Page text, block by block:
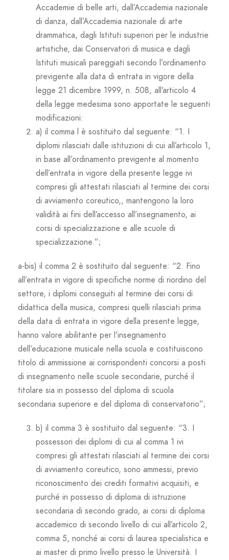
Accademie di belle arti, dall’Accademia nazionale
di danza, dall’Accademia nazionale di arte
drammatica, dagli Istituti superiori per le industrie
artistiche, dai Conservatori di musica e dagli
Istituti musicali pareggiati secondo l’ordinamento
previgente alla data di entrata in vigore della
legge 21 dicembre 1999, n. 508, all’articolo 4
della legge medesima sono apportate le seguenti
modificazioni:
a) il comma l è sostituito dal seguente: “1. I
diplomi rilasciati dalle istituzioni di cui all’articolo 1,
in base all’ordinamento previgente al momento
dell’entrata in vigore della presente legge ivi
compresi gli attestati rilasciati al termine dei corsi
di avviamento coreutico,, mantengono la loro
validità ai fini dell’accesso all’insegnamento, ai
corsi di specializzazione e alle scuole di
specializzazione.”;
a-bis) il comma 2 è sostituito dal seguente: “2. Fino
all’entrata in vigore di specifiche norme di riordino del
settore, i diplomi conseguiti al termine dei corsi di
didattica della musica, compresi quelli rilasciati prima
della data di entrata in vigore della presente legge,
hanno valore abilitante per l’insegnamento
dell’educazione musicale nella scuola e costituiscono
titolo di ammissione ai corrispondenti concorsi a posti
di insegnamento nelle scuole secondarie, purché il
titolare sia in possesso del diploma di scuola
secondaria superiore e del diploma di conservatorio”;
b) il comma 3 è sostituito dal seguente: “3. I
possessori dei diplomi di cui al comma 1 ivi
compresi gli attestati rilasciati al termine dei corsi
di avviamento coreutico, sono ammessi, previo
riconoscimento dei crediti formativi acquisiti, e
purché in possesso di diploma di istruzione
secondaria di secondo grado, ai corsi di diploma
accademico di secondo livello di cui all’articolo 2,
comma 5, nonché ai corsi di laurea specialistica e
ai master di primo livello presso le Università. I